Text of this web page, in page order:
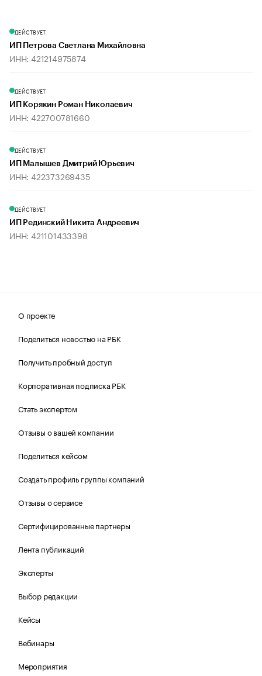
ДЕЙСТВУЕТ
ИП Петрова Светлана Михайловна
ИНН: 421214975874
ДЕЙСТВУЕТ
ИП Корякин Роман Николаевич
ИНН: 422700781660
ДЕЙСТВУЕТ
ИП Малышев Дмитрий Юрьевич
ИНН: 422373269435
ДЕЙСТВУЕТ
ИП Рединский Никита Андреевич
ИНН: 421101433398
О проекте
Поделиться новостью на РБК
Получить пробный доступ
Корпоративная подписка РБК
Стать экспертом
Отзывы о вашей компании
Поделиться кейсом
Создать профиль группы компаний
Отзывы о сервисе
Сертифицированные партнеры
Лента публикаций
Эксперты
Выбор редакции
Кейсы
Вебинары
Мероприятия